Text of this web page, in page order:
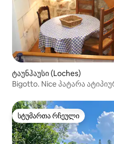
ტაუნჰაუსი (Loches)
Bigotto. Nice პატარა
სტუმართა რჩეული
სტუმართა რჩეული